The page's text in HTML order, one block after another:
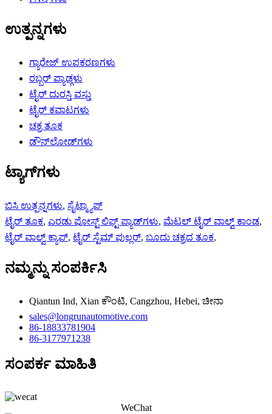
ಉತ್ಪನ್ನಗಳು
ಗ್ಯಾರೇಜ್ ಉಪಕರಣಗಳು
ರಬ್ಬರ್ ಪ್ಯಾಡ್ಗಳು
ಟೈರ್ ದುರಸ್ತಿ ವಸ್ತು
ಟೈರ್ ಕವಾಟಗಳು
ಚಕ್ರ ತೂಕ
ಡೌನ್‌ಲೋಡ್‌ಗಳು
ಟ್ಯಾಗ್‌ಗಳು
ಬಿಸಿ ಉತ್ಪನ್ನಗಳು, ಸೈಟ್ಮ್ಯಾಪ್
ಟೈರ್ ತೂಕ, ಎರಡು ಪೋಸ್ಟ್ ಲಿಫ್ಟ್ ಪ್ಯಾಡ್‌ಗಳು, ಮೆಟಲ್ ಟೈರ್ ವಾಲ್ವ್ ಕಾಂಡ,
ಟೈರ್ ವಾಲ್ವ್ ಕ್ಯಾಪ್, ಟೈರ್ ಸ್ಟೆಮ್ ಪುಲ್ಲರ್, ಬೂದು ಚಕ್ರದ ತೂಕ,
ನಮ್ಮನ್ನು ಸಂಪರ್ಕಿಸಿ
Qiantun Ind, Xian ಕೌಂಟಿ, Cangzhou, Hebei, ಚೀನಾ
sales@longrunautomotive.com
86-18833781904
86-3177971238
ಸಂಪರ್ಕ ಮಾಹಿತಿ
WeChat